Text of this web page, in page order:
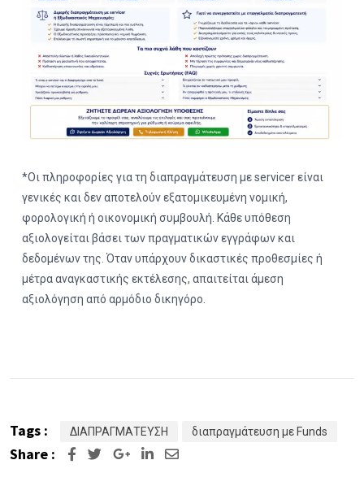
*Οι πληροφορίες για τη διαπραγμάτευση με servicer είναι
γενικές και δεν αποτελούν εξατομικευμένη νομική,
φορολογική ή οικονομική συμβουλή. Κάθε υπόθεση
αξιολογείται βάσει των πραγματικών εγγράφων και
δεδομένων της. Όταν υπάρχουν δικαστικές προθεσμίες ή
μέτρα αναγκαστικής εκτέλεσης, απαιτείται άμεση
αξιολόγηση από αρμόδιο δικηγόρο.
Tags : ΔΙΑΠΡΑΓΜΑΤΕΥΣΗ διαπραγμάτευση με Funds
Share : Google+LinkedIn
Share